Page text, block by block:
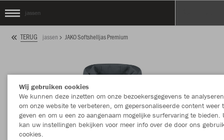
jassen
TERUG jassen JAKO Softshelljas Premium
Wij gebruiken cookies
We kunnen deze inzetten om onze bezoekersgegevens te
om onze website te verbeteren, om gepersonaliseerde content weer
geven en om u een zo aangenaam mogelijke surfervaring te bieden.
kan uw instellingen bekijken voor meer info over de door ons
cookies.